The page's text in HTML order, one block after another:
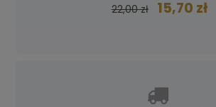
22,00 zł
15,70 zł